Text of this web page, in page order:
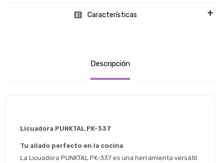
Características
Descripción
Licuadora PUNKTAL PK-337
Tu aliado perfecto en la cocina
La Licuadora PUNKTAL PK-337 es una herramienta versátil